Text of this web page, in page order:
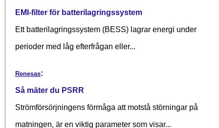
EMI-filter för batterilagringssystem
Ett batterilagringssystem (BESS) lagrar energi under
perioder med låg efterfrågan eller...
Renesas:
Så mäter du PSRR
Strömförsörjningens förmåga att motstå störningar på
matningen, är en viktig parameter som visar...